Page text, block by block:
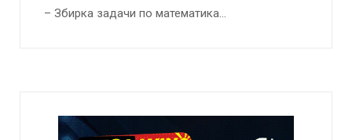
– Збирка задачи по математика…